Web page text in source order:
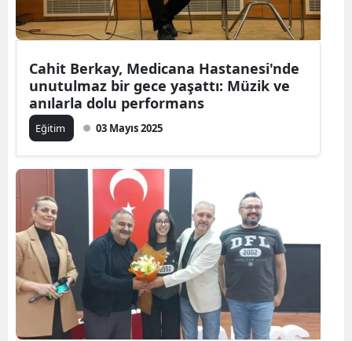
Cahit Berkay, Medicana Hastanesi'nde
unutulmaz bir gece yaşattı: Müzik ve
anılarla dolu performans
Eğitim 03 Mayıs 2025